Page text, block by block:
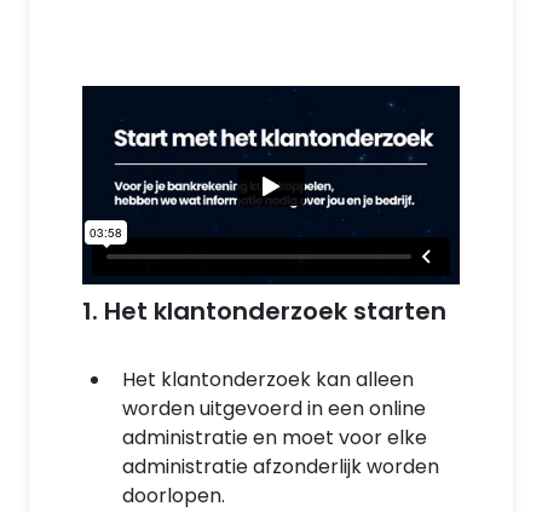
1. Het klantonderzoek starten
Het klantonderzoek kan alleen
worden uitgevoerd in een online
administratie en moet voor elke
administratie afzonderlijk worden
doorlopen.